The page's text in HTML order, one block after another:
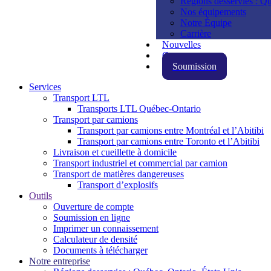
Nos équipements
Notre Équipe
Carrière
Nouvelles
Contact
Soumission
Services
Transport LTL
Transports LTL Québec-Ontario
Transport par camions
Transport par camions entre Montréal et l’Abitibi
Transport par camions entre Toronto et l’Abitibi
Livraison et cueillette à domicile
Transport industriel et commercial par camion
Transport de matières dangereuses
Transport d’explosifs
Outils
Ouverture de compte
Soumission en ligne
Imprimer un connaissement
Calculateur de densité
Documents à télécharger
Notre entreprise